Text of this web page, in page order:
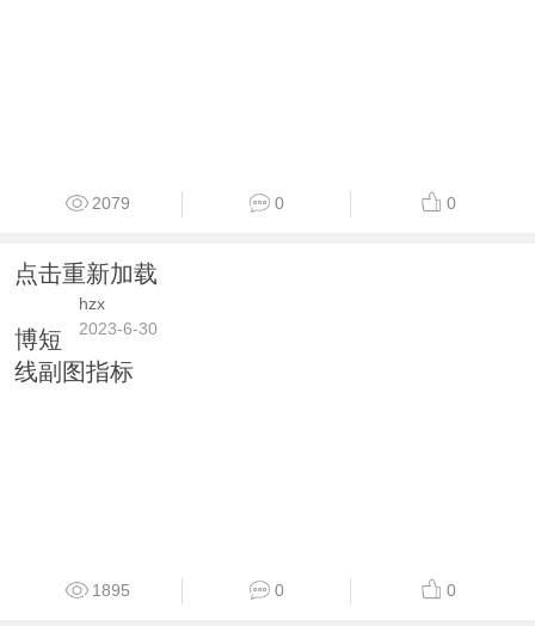
2079 0 0
点击重新加载
hzx
2023-6-30
博短
线副图指标
1895 0 0